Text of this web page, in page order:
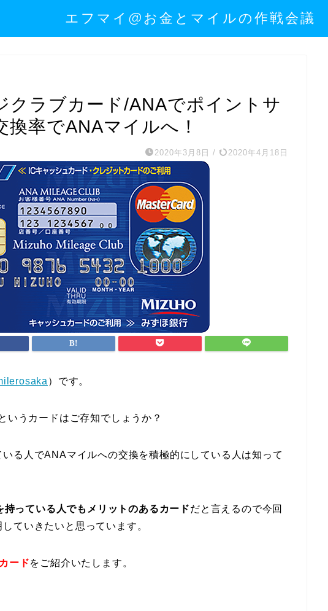
エフマイ@お金とマイルの作戦会議
クラブカード/ANAでポイントサ
率でANAマイルへ！
2020年3月8日 / 2020年4月18日
）です。
いうカードはご存知でしょうか？
る人でANAマイルへの交換を積極的にしている人は知って
っている人でもメリットのあるカードだと言えるので今回
ていきたいと思っています。
ードをご紹介いたします。